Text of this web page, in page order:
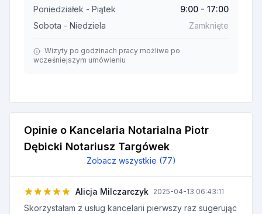
Poniedziałek - Piątek
9:00 - 17:00
Sobota - Niedziela
Zamknięte
Wizyty po godzinach pracy możliwe po
wcześniejszym umówieniu
Opinie o Kancelaria Notarialna Piotr
Dębicki Notariusz Targówek
Zobacz wszystkie (77)
Alicja Milczarczyk 2025-04-13 06:43:11
Skorzystałam z usług kancelarii pierwszy raz sugerując